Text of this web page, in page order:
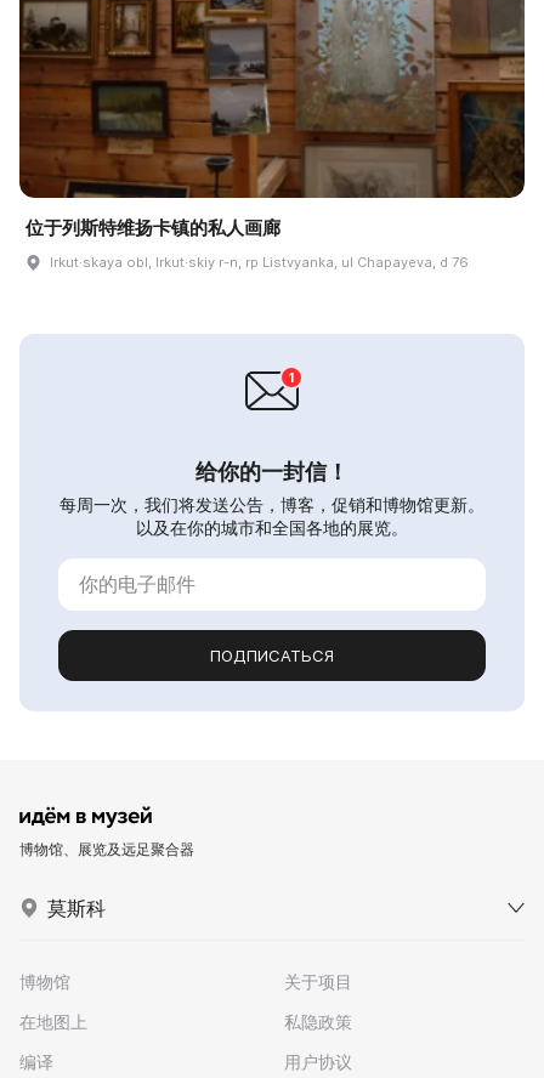
位于列斯特维扬卡镇的私人画廊
Irkut·skaya obl, Irkut·skiy r-n, rp Listvyanka, ul Chapayeva, d 76
给你的一封信！
每周一次，我们将发送公告，博客，促销和博物馆更新。
以及在你的城市和全国各地的展览。
ПОДПИСАТЬСЯ
博物馆、展览及远足聚合器
莫斯科
博物馆
在地图上
编译
关于项目
私隐政策
用户协议